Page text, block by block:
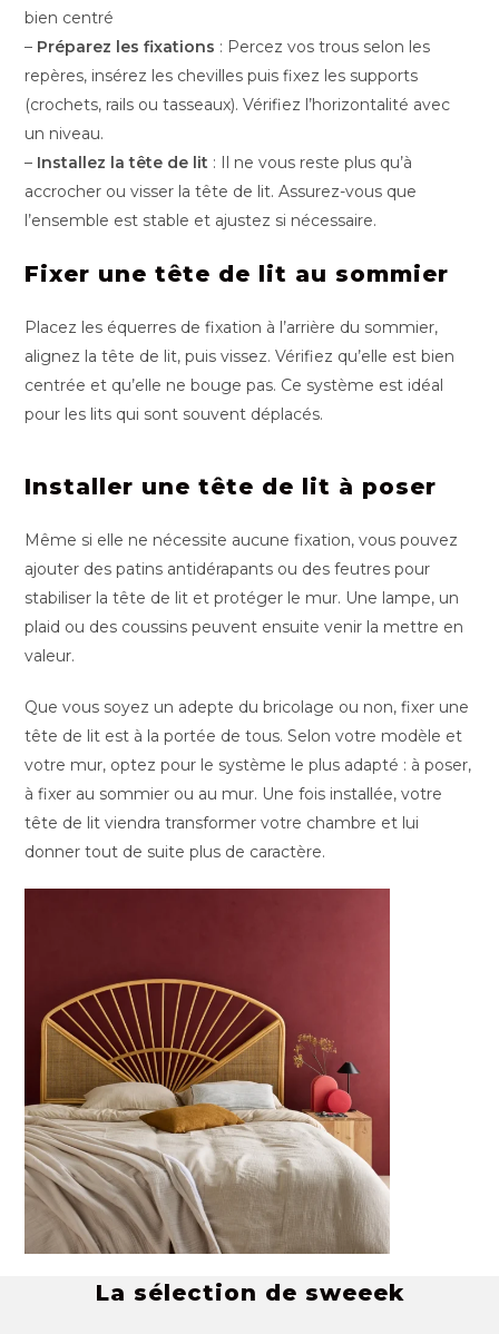
bien centré
– Préparez les fixations : Percez vos trous selon les
repères, insérez les chevilles puis fixez les supports
(crochets, rails ou tasseaux). Vérifiez l’horizontalité avec
un niveau.
– Installez la tête de lit : Il ne vous reste plus qu’à
accrocher ou visser la tête de lit. Assurez-vous que
l’ensemble est stable et ajustez si nécessaire.
Fixer une tête de lit au sommier
Placez les équerres de fixation à l’arrière du sommier,
alignez la tête de lit, puis vissez. Vérifiez qu’elle est bien
centrée et qu’elle ne bouge pas. Ce système est idéal
pour les lits qui sont souvent déplacés.
Installer une tête de lit à poser
Même si elle ne nécessite aucune fixation, vous pouvez
ajouter des patins antidérapants ou des feutres pour
stabiliser la tête de lit et protéger le mur. Une lampe, un
plaid ou des coussins peuvent ensuite venir la mettre en
valeur.
Que vous soyez un adepte du bricolage ou non, fixer une
tête de lit est à la portée de tous. Selon votre modèle et
votre mur, optez pour le système le plus adapté : à poser,
à fixer au sommier ou au mur. Une fois installée, votre
tête de lit viendra transformer votre chambre et lui
donner tout de suite plus de caractère.
La sélection de sweeek